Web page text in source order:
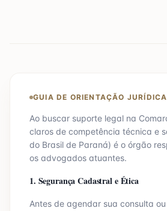
GUIA DE ORIENTAÇÃO
Ao buscar suporte legal na
claros de competência técnica e
do Brasil de Paraná) é o órgão
os advogados atuantes.
1. Segurança Cadastral e Ética
Antes de agendar sua consulta